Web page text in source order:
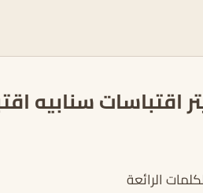
اقتباسات سنابيه
الرائعة